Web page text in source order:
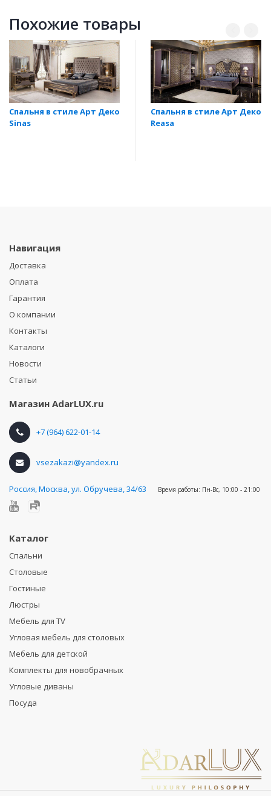
Похожие товары
Спальня в стиле Арт Деко
Sinas
Спальня в стиле Арт Деко
Reasa
Навигация
Доставка
Оплата
Гарантия
О компании
Контакты
Каталоги
Новости
Статьи
Магазин AdarLUX.ru
+7 (964) 622-01-14
vsezakazi@yandex.ru
Россия,Москва, ул. Обручева, 34/63 Время работы: Пн-Вс, 10:00 - 21:00
Каталог
Спальни
Столовые
Гостиные
Люстры
Мебель для TV
Угловая мебель для столовых
Мебель для детской
Комплекты для новобрачных
Угловые диваны
Посуда